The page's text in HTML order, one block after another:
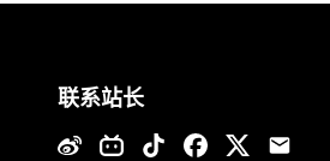
联系站长